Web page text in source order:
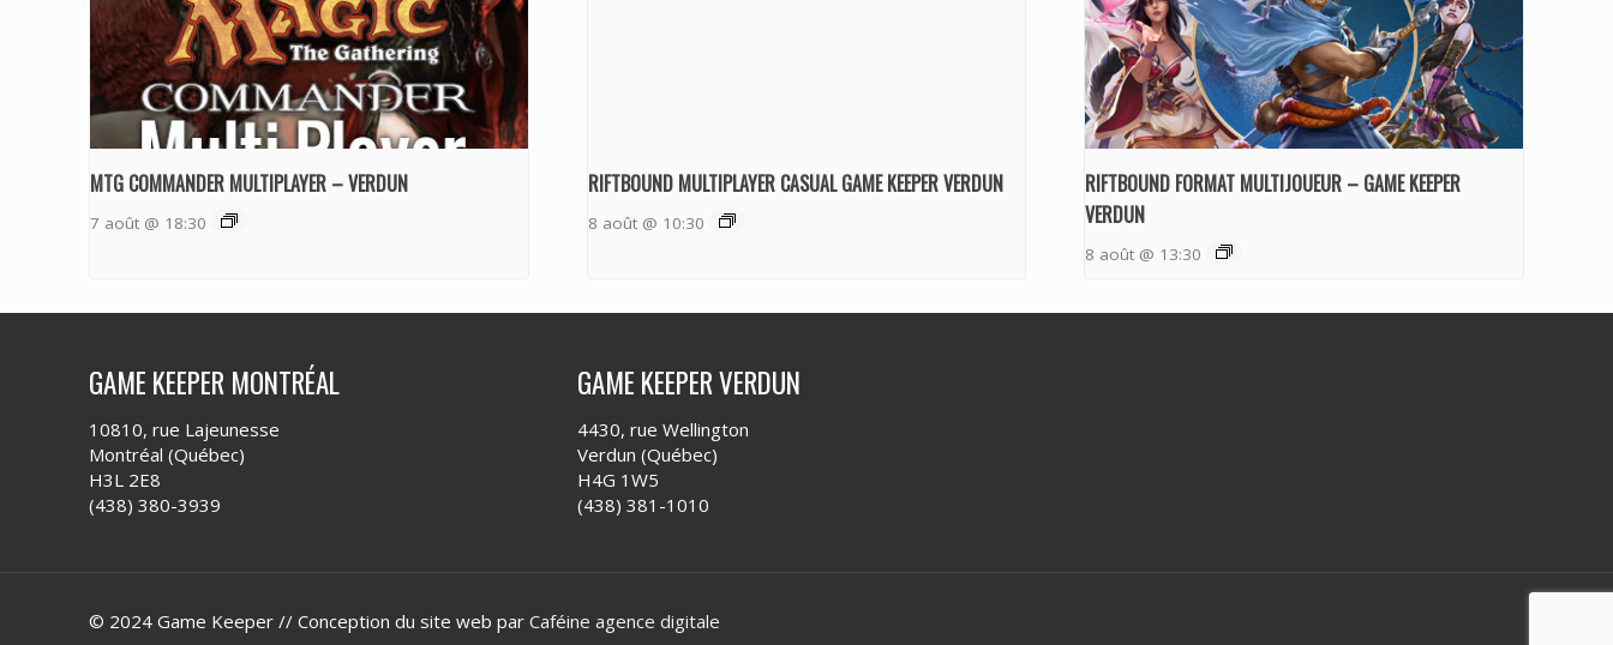
MTG COMMANDER MULTIPLAYER – VERDUN
7 août @ 18:30
RIFTBOUND MULTIPLAYER CASUAL GAME KEEPER VERDUN
8 août @ 10:30
RIFTBOUND FORMAT MULTIJOUEUR – GAME KEEPER
VERDUN
8 août @ 13:30
GAME KEEPER MONTRÉAL
10810, rue Lajeunesse
Montréal (Québec)
H3L 2E8
(438) 380-3939
GAME KEEPER VERDUN
4430, rue Wellington
Verdun (Québec)
H4G 1W5
(438) 381-1010
© 2024 Game Keeper // Conception du site web par Caféine agence digitale